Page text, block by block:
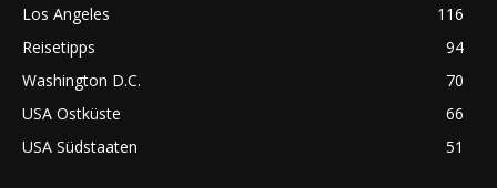
Los Angeles
116
Reisetipps
94
Washington D.C.
70
USA Ostküste
66
USA Südstaaten
51